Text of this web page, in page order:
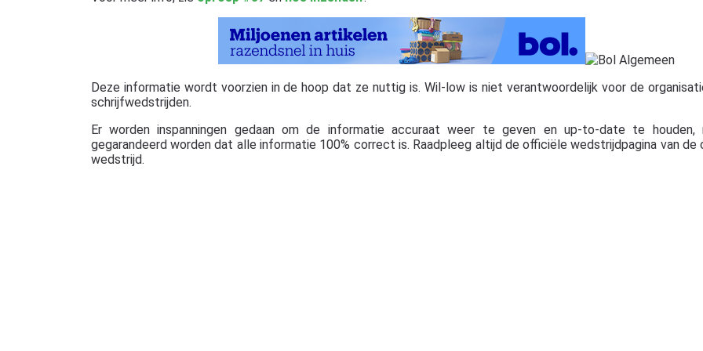
Deze informatie wordt voorzien in de hoop dat ze nuttig is. Wil-low is niet verantwoordelijk voor de
schrijfwedstrijden.
Er worden inspanningen gedaan om de informatie accuraat weer te geven en up-to-date te
gegarandeerd worden dat alle informatie 100% correct is. Raadpleeg altijd de officiële wedstrijdpagina van de
wedstrijd.